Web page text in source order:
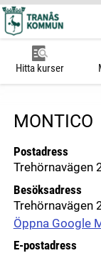
Hitta kurser
MONTICO
Postadress
Trehörnavägen
Besöksadress
Trehörnavägen
Öppna Google
E-postadress